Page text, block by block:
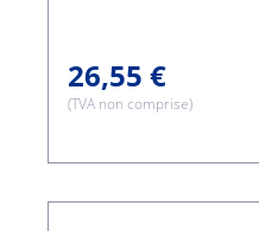
26,55 €
(TVA non comprise)